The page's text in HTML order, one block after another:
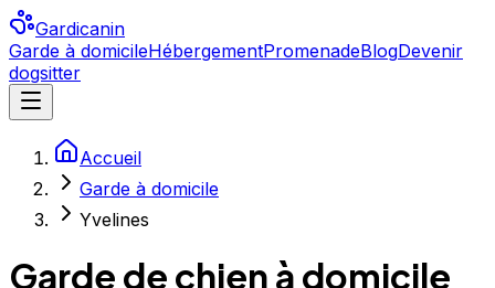
Gardicanin
Garde à domicileHébergementPromenadeBlogDevenir
dogsitter
Accueil
Garde à domicile
Yvelines
Garde de chien à domicile